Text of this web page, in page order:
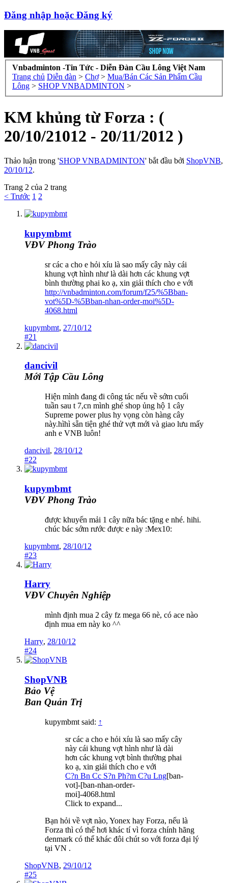
Đăng nhập hoặc Đăng ký
Vnbadminton -Tin Tức - Diễn Đàn Cầu Lông Việt Nam
Trang chủ Diễn đàn > Chợ > Mua/Bán Các Sản Phẩm Cầu
Lông > SHOP VNBADMINTON >
KM khủng từ Forza : (
20/10/21012 - 20/11/2012 )
Thảo luận trong 'SHOP VNBADMINTON' bắt đầu bởi ShopVNB,
20/10/12.
Trang 2 của 2 trang
< Trước 1 2
kupymbmt
VĐV Phong Trào
sr các a cho e hỏi xíu là sao mấy cây này cái
khung vợt hình như là dài hơn các khung vợt
bình thường phai ko ạ, xin giải thích cho e với
http://vnbadminton.com/forum/f25/%5Bban-
vot%5D-%5Bban-nhan-order-moi%5D-
4068.html
kupymbmt, 27/10/12
#21
dancivil
Mới Tập Cầu Lông
Hiện mình đang đi công tác nếu về sớm cuối
tuần sau t 7,cn mình ghé shop ủng hộ 1 cây
Supreme power plus hy vọng còn hàng cây
này.hìhì sẵn tiện ghé thử vợt mới và giao lưu mấy
anh e VNB luôn!
dancivil, 28/10/12
#22
kupymbmt
VĐV Phong Trào
được khuyến mải 1 cây nữa bác tặng e nhé. hihi.
chúc bác sớm rước được e này :Mex10:
kupymbmt, 28/10/12
#23
Harry
VĐV Chuyên Nghiệp
mình định mua 2 cây fz mega 66 nè, có ace nào
định mua em này ko ^^
Harry, 28/10/12
#24
ShopVNB
Bảo Vệ
Ban Quản Trị
kupymbmt said: ↑
sr các a cho e hỏi xíu là sao mấy cây
này cái khung vợt hình như là dài
hơn các khung vợt bình thường phai
ko ạ, xin giải thích cho e với
C?n Bn Cc S?n Ph?m C?u Lng[ban-
vot]-[ban-nhan-order-
moi]-4068.html
Click to expand...
Bạn hỏi về vợt nào, Yonex hay Forza, nếu là
Forza thì có thể hơi khác tí vì forza chính hãng
denmark có thể khác đôi chút so với forza đại lý
tại VN .
ShopVNB, 29/10/12
#25